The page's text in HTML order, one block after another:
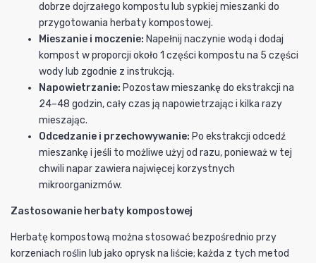
dobrze dojrzałego kompostu lub sypkiej mieszanki do
przygotowania herbaty kompostowej.
Mieszanie i moczenie: Napełnij naczynie wodą i dodaj
kompost w proporcji około 1 części kompostu na 5 części
wody lub zgodnie z instrukcją.
Napowietrzanie: Pozostaw mieszankę do ekstrakcji na
24–48 godzin, cały czas ją napowietrzając i kilka razy
mieszając.
Odcedzanie i przechowywanie: Po ekstrakcji odcedź
mieszankę i jeśli to możliwe użyj od razu, ponieważ w tej
chwili napar zawiera najwięcej korzystnych
mikroorganizmów.
Zastosowanie herbaty kompostowej
Herbatę kompostową można stosować bezpośrednio przy
korzeniach roślin lub jako oprysk na liście; każda z tych metod